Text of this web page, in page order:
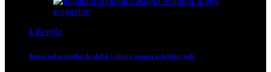
Lifestyle
Impactul somnului de slabă calitate asupra relațiilor tale